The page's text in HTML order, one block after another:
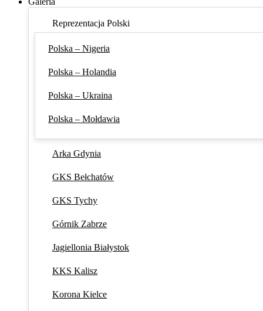
Reprezentacja Polski
Polska – Nigeria
Polska – Holandia
Polska – Ukraina
Polska – Mołdawia
Arka Gdynia
GKS Bełchatów
GKS Tychy
Górnik Zabrze
Jagiellonia Białystok
KKS Kalisz
Korona Kielce